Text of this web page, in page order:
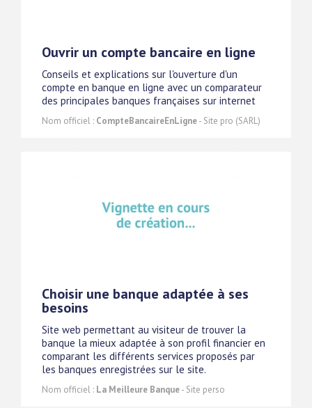
Ouvrir un compte bancaire en ligne
Conseils et explications sur l'ouverture d'un
compte en banque en ligne avec un comparateur
des principales banques françaises sur internet
Nom officiel : CompteBancaireEnLigne- Site pro (SARL)
Choisir une banque adaptée à ses
besoins
Site web permettant au visiteur de trouver la
banque la mieux adaptée à son profil financier en
comparant les différents services proposés par
les banques enregistrées sur le site.
Nom officiel : La Meilleure Banque- Site perso